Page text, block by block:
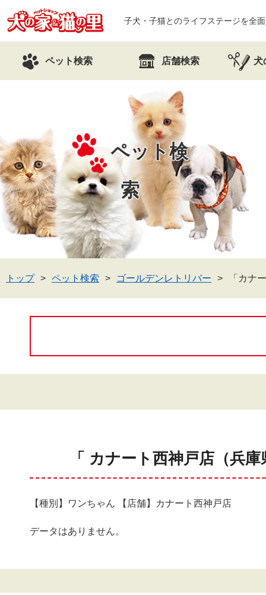
子犬・子猫とのライフステージを全
ペット検索 店舗検索 犬
ペット検
索
トップ ペット検索 ゴールデンレトリバー 「カナ
「 カナート西神戸店（兵
【種別】ワンちゃん 【店舗】カナート西神戸店
データはありません。